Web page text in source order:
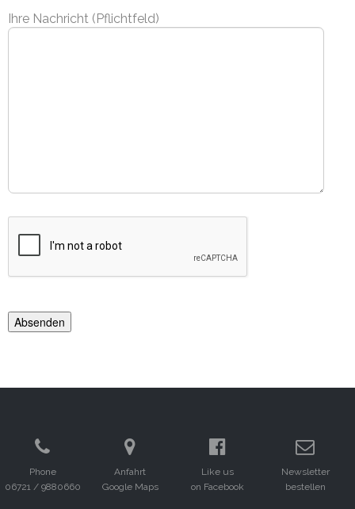
Ihre Nachricht (Pflichtfeld)
Phone
06721 / 9880660
Anfahrt
Google Maps
Like us
on Facebook
Newsletter
bestellen